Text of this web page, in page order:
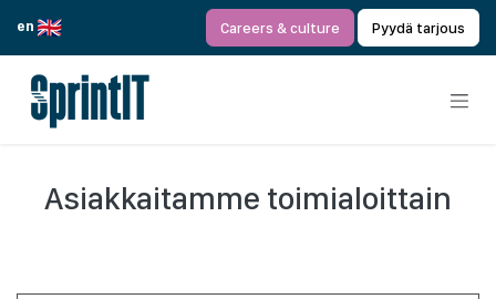
en
Careers & culture Pyydä tarjous
Asiakkaitamme toimialoittain